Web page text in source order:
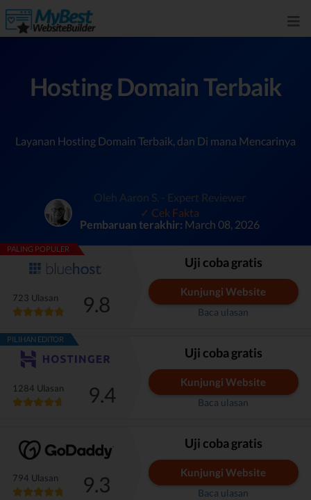
Hosting Domain Terbaik
Layanan Hosting Domain Terbaik, dan Di mana Mencarinya
Oleh Aaron S. - Expert Reviewer
✓ Cek Fakta
Pembaruan terakhir: March 08, 2026
PALING POPULER
723 Ulasan 9.8
Uji coba gratis
Kunjungi Website
Baca ulasan
PILIHAN EDITOR
1284 Ulasan 9.4
Uji coba gratis
Kunjungi Website
Baca ulasan
794 Ulasan 9.3
Uji coba gratis
Kunjungi Website
Baca ulasan